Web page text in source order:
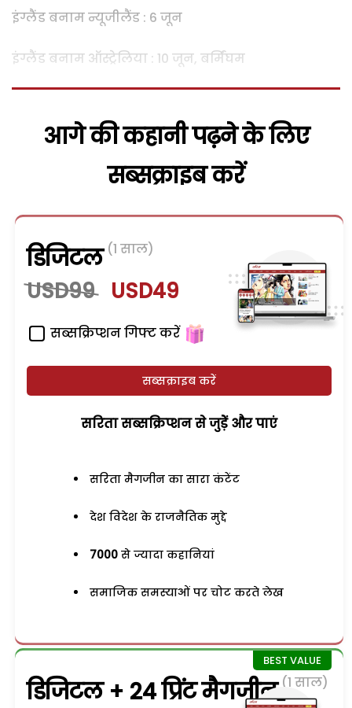
इंग्लैंड बनाम न्यूजीलैंड : 6 जून
इंग्लैंड बनाम ऑस्ट्रेलिया : 10 जून, बर्मिंघम
आगे की कहानी पढ़ने के लिए
सब्सक्राइब करें
डिजिटल (1 साल)
USD99 USD49
सब्सक्रिप्शन गिफ्ट करें
सब्सक्राइब करें
सरिता सब्सक्रिप्शन से जुड़ेें और पाएं
सरिता मैगजीन का सारा कंटेंट
देश विदेश के राजनैतिक मुद्दे
7000 से ज्यादा कहानियां
समाजिक समस्याओं पर चोट करते लेख
डिजिटल + 24 प्रिंट मैगजीन (1 साल)